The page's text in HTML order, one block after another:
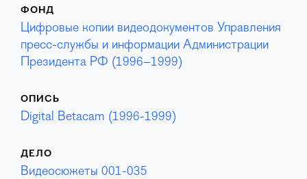
ФОНД
Цифровые копии видеодокументов Управления
пресс-службы и информации Администрации
Президента РФ (1996–1999)
ОПИСЬ
Digital Betacam (1996-1999)
ДЕЛО
Видеосюжеты 001-035